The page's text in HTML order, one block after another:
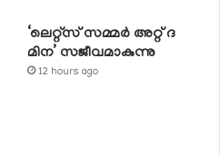
‘ലെറ്റ്‌സ് സമ്മര്‍ അറ്റ് ദ
മിന’ സജീവമാകുന്നു
12 hours ago